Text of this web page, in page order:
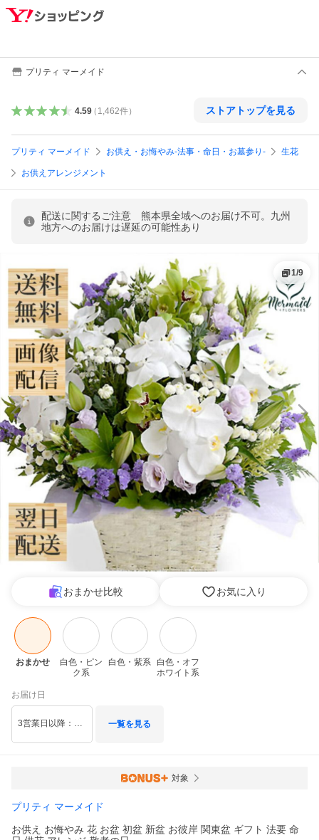
プリティ マーメイド
4.59（ 1,462件） ストアトップを見る
プリティ マーメイド お供え・お悔やみ-法事・命日・お墓参り- 生花
お供えアレンジメント
配送に関するご注意 熊本県全域へのお届け不可。九州
地方へのお届けは遅延の可能性あり
1/9
おまかせ比較 お気に入り
おまかせ
白色・ピン
ク系
白色・紫系
白色・オフ
ホワイト系
お届け日
3営業日以降：後から指定 一覧を見る
対象
プリティ マーメイド
お供え お悔やみ 花 お盆 初盆 新盆 お彼岸 関東盆 ギフト 法要 命